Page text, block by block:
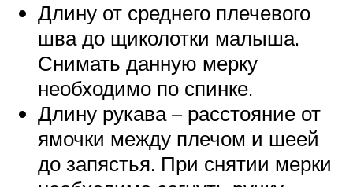
Длину от среднего плечевого
шва до щиколотки малыша.
Снимать данную мерку
необходимо по спинке.
Длину рукава – расстояние от
ямочки между плечом и шеей
до запястья. При снятии мерки